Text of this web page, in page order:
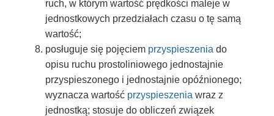
ruch, w którym wartość prędkości maleje w
jednostkowych przedziałach czasu o tę samą
wartość;
posługuje się pojęciem przyspieszenia do
opisu ruchu prostoliniowego jednostajnie
przyspieszonego i jednostajnie opóźnionego;
wyznacza wartość przyspieszenia wraz z
jednostką; stosuje do obliczeń związek